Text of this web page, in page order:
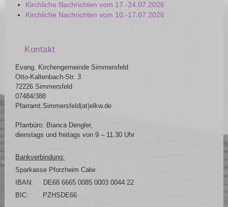
Kirchliche Nachrichten vom 17.-24.07.2026
Kirchliche Nachrichten vom 10.-17.07.2026
Kontakt
Evang. Kirchengemeinde Simmersfeld
Otto-Kaltenbach-Str. 3
72226 Simmersfeld
07484/388
Pfarramt.Simmersfeld(at)elkw.de
Pfarrbüro: Bianca Dengler,
dienstags und freitags von 9 – 11.30 Uhr
Bankverbindung:
Sparkasse Pforzheim Calw
IBAN: DE68 6665 0085 0003 0044 22
BIC: PZHSDE66